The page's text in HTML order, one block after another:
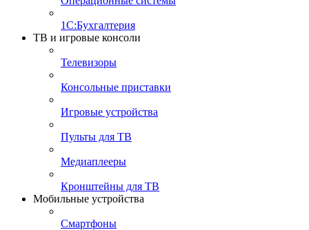
1С:Бухгалтерия
ТВ и игровые консоли
Телевизоры
Консольные приставки
Игровые устройства
Пульты для ТВ
Медиаплееры
Кронштейны для ТВ
Мобильные устройства
Смартфоны